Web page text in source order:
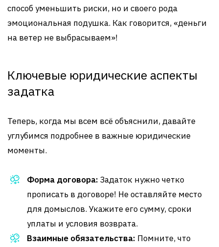
способ уменьшить риски, но и своего рода
эмоциональная подушка. Как говорится, «деньги
на ветер не выбрасываем»!
Ключевые юридические аспекты
задатка
Теперь, когда мы всем всё объяснили, давайте
углубимся подробнее в важные юридические
моменты.
Форма договора: Задаток нужно четко
прописать в договоре! Не оставляйте место
для домыслов. Укажите его сумму, сроки
уплаты и условия возврата.
Взаимные обязательства: Помните, что